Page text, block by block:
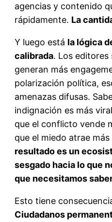
agencias y contenido
rápidamente. La
Y luego está la lógica
calibrada. Los editores
generan más
polarización política,
amenazas difusas.
indignación es más
que el conflicto vende
que el miedo atrae
resultado es un
sesgado hacia lo que
que necesitamos
Esto tiene
Ciudadanos